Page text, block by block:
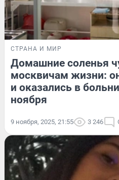
СТРАНА И МИР
Домашние соленья
москвичам жизни:
и оказались в
ноября
9 ноября, 2025, 21:55 3 246